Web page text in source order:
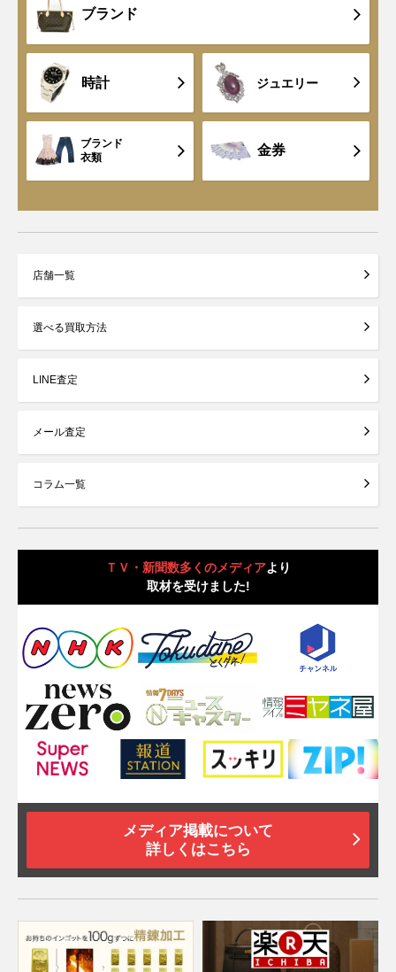
ブランド
時計 ジュエリー
ブランド
衣類
金券
店舗一覧
選べる買取方法
LINE査定
メール査定
コラム一覧
ＴＶ・新聞数多くのメディアより
取材を受けました!
メディア掲載について
詳しくはこちら